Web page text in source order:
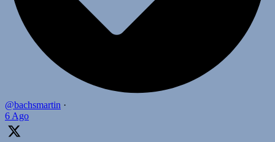
@bachsmartin ·
6 Ago